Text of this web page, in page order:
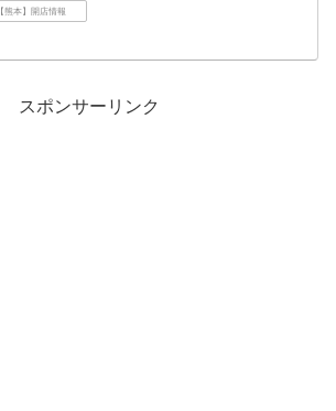
【熊本】開店情報
スポンサーリンク